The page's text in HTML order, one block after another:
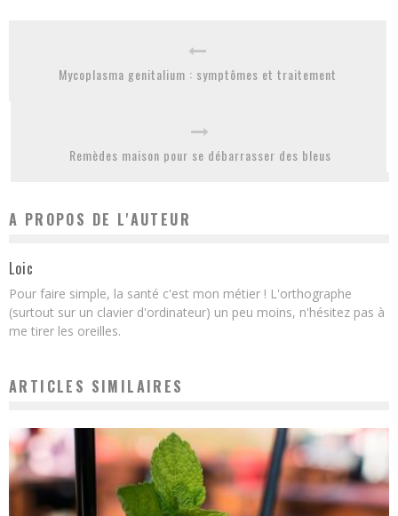
Mycoplasma genitalium : symptômes et traitement
Remèdes maison pour se débarrasser des bleus
A PROPOS DE L'AUTEUR
Loic
Pour faire simple, la santé c'est mon métier ! L'orthographe
(surtout sur un clavier d'ordinateur) un peu moins, n'hésitez pas à
me tirer les oreilles.
ARTICLES SIMILAIRES